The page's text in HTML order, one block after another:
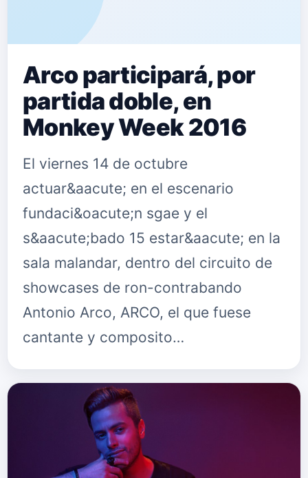
Arco participará, por
partida doble, en
Monkey Week 2016
El viernes 14 de octubre
actuar&aacute; en el escenario
fundaci&oacute;n sgae y el
s&aacute;bado 15 estar&aacute; en la
sala malandar, dentro del circuito de
showcases de ron-contrabando
Antonio Arco, ARCO, el que fuese
cantante y composito…